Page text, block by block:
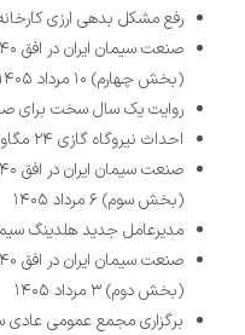
رفع مشکل بدهی ارزی
(بخش چهارم) ۱۰ مرداد ۱۴۰۵
روایت یک سال سخت برای
احداث نیروگاه گازی ۲۴ مگاواتی در شرکت سیمان مدلل
(بخش سوم)۶ مرداد ۱۴۰۵
مدیرعامل جدید هلدینگ
(بخش دوم)۳ مرداد ۱۴۰۵
برگزاری مجمع عمومی عادی